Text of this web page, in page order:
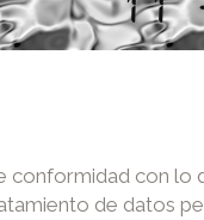
conformidad con lo
de datos